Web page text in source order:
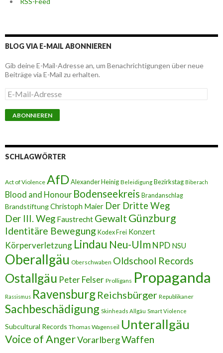
BLOG VIA E-MAIL ABONNIEREN
Gib deine E-Mail-Adresse an, um Benachrichtigungen über neue
Beiträge via E-Mail zu erhalten.
E
-
M
a
-
A
e
s
s
e
SCHLAGWÖRTER
Act of Violence AfDAlexander Heinig Beleidigung Bezirkstag Biberach
Blood and Honour Bodenseekreis Brandanschlag
BrandstiftungChristoph Maier Der Dritte Weg
Der III. Weg Faustrecht Gewalt Günzburg
Identitäre Bewegung Kodex Frei Konzert
Körperverletzung Lindau Neu-Ulm NPD NSU
Oberallgäu Oberschwaben Oldschool Records
Ostallgäu Peter Felser Prolligans Propaganda
Rassismus Ravensburg Reichsbürger Republikaner
Sachbeschädigung Skinheads Allgäu Smart Violence
Subcultural Records Thomas Wagenseil Unterallgäu
Voice of AngerVorarlbergWaffen